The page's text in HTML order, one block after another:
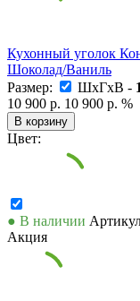
Кухонный уголок
Шоколад/Ваниль
Размер:
ШxГxВ -
10 900 р. 10 900 р. %
В корзину
Цвет:
● В наличии
Акция